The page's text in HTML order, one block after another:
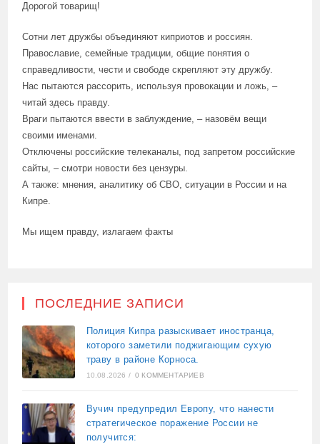
Дорогой товарищ!
Сотни лет дружбы объединяют киприотов и россиян.
Православие, семейные традиции, общие понятия о
справедливости, чести и свободе скрепляют эту дружбу.
Нас пытаются рассорить, используя провокации и ложь, –
читай здесь правду.
Враги пытаются ввести в заблуждение, – назовём вещи
своими именами.
Отключены российские телеканалы, под запретом российские
сайты, – смотри новости без цензуры.
А также: мнения, аналитику об СВО, ситуации в России и на
Кипре.
Мы ищем правду, излагаем факты
ПОСЛЕДНИЕ ЗАПИСИ
Полиция Кипра разыскивает иностранца,
которого заметили поджигающим сухую
траву в районе Корноса.
10.08.2026 / 0 КОММЕНТАРИЕВ
Вучич предупредил Европу, что нанести
стратегическое поражение России не
получится: